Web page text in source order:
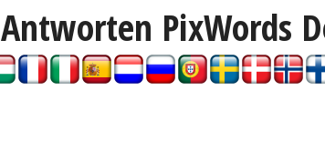
Antworten PixWords